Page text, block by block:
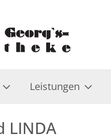
Leistungen
LINDA